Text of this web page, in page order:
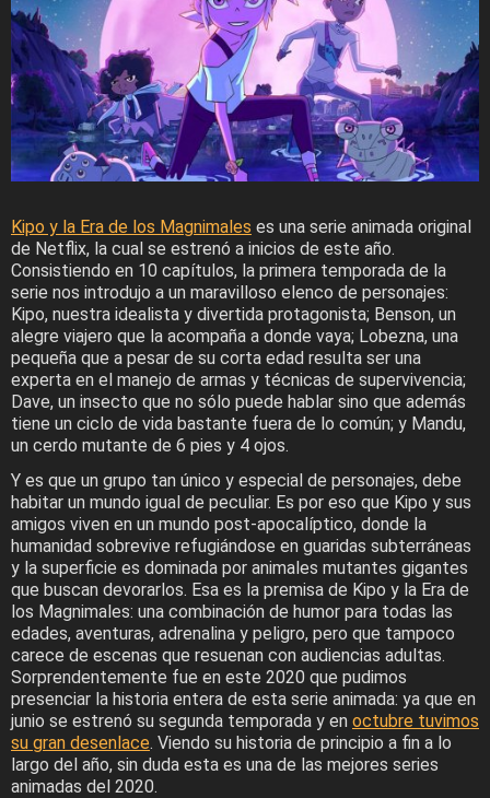
Kipo y la Era de los Magnimales es una serie animada original
de Netflix, la cual se estrenó a inicios de este año.
Consistiendo en 10 capítulos, la primera temporada de la
serie nos introdujo a un maravilloso elenco de personajes:
Kipo, nuestra idealista y divertida protagonista; Benson, un
alegre viajero que la acompaña a donde vaya; Lobezna, una
pequeña que a pesar de su corta edad resulta ser una
experta en el manejo de armas y técnicas de supervivencia;
Dave, un insecto que no sólo puede hablar sino que además
tiene un ciclo de vida bastante fuera de lo común; y Mandu,
un cerdo mutante de 6 pies y 4 ojos.
Y es que un grupo tan único y especial de personajes, debe
habitar un mundo igual de peculiar. Es por eso que Kipo y sus
amigos viven en un mundo post-apocalíptico, donde la
humanidad sobrevive refugiándose en guaridas subterráneas
y la superficie es dominada por animales mutantes gigantes
que buscan devorarlos. Esa es la premisa de Kipo y la Era de
los Magnimales: una combinación de humor para todas las
edades, aventuras, adrenalina y peligro, pero que tampoco
carece de escenas que resuenan con audiencias adultas.
Sorprendentemente fue en este 2020 que pudimos
presenciar la historia entera de esta serie animada: ya que en
junio se estrenó su segunda temporada y en octubre tuvimos
su gran desenlace. Viendo su historia de principio a fin a lo
largo del año, sin duda esta es una de las mejores series
animadas del 2020.